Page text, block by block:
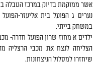
אשר ממוקמת בדיוק במרכז הטבלה במקום ה8 בליגה
נערים ג הפועל בית אליעזר-
במשחק בייתי.
הצליחה לנצח את מכבי הרצליה
שיחזרו למסלול הניצחונות.